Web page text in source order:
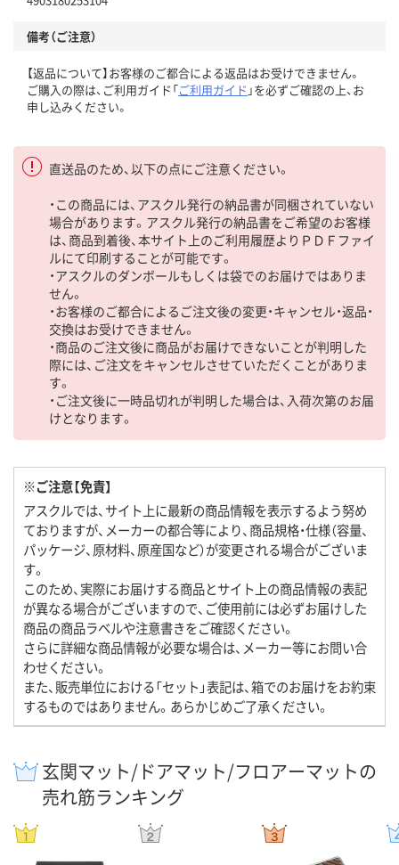
備考（ご注意）
【返品について】お客様のご都合による返品はお受けできません。
ご購入の際は、ご利用ガイド「ご利用ガイド 」を必ずご確認の上、お
申し込みください。
直送品のため、以下の点にご注意ください。
・この商品には、アスクル発行の納品書が同梱されていない
場合があります。アスクル発行の納品書をご希望のお客様
は、商品到着後、本サイト上のご利用履歴よりＰＤＦファイ
ルにて印刷することが可能です。
・アスクルのダンボールもしくは袋でのお届けではありま
せん。
・お客様のご都合によるご注文後の変更・キャンセル・返品・
交換はお受けできません。
・商品のご注文後に商品がお届けできないことが判明した
際には、ご注文をキャンセルさせていただくことがありま
す。
・ご注文後に一時品切れが判明した場合は、入荷次第のお届
けとなります。
※ご注意【免責】
アスクルでは、サイト上に最新の商品情報を表示するよう努め
ておりますが、メーカーの都合等により、商品規格・仕様（容量、
パッケージ、原材料、原産国など）が変更される場合がございま
す。
このため、実際にお届けする商品とサイト上の商品情報の表記
が異なる場合がございますので、ご使用前には必ずお届けした
商品の商品ラベルや注意書きをご確認ください。
さらに詳細な商品情報が必要な場合は、メーカー等にお問い合
わせください。
また、販売単位における「セット」表記は、箱でのお届けをお約束
するものではありません。あらかじめご了承ください。
玄関マット/ドアマット/フロアーマットの
売れ筋ランキング